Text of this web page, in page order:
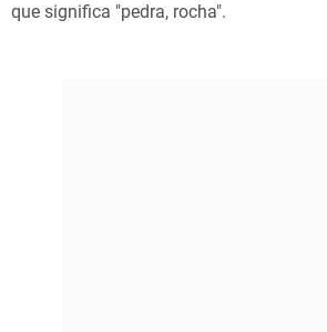
que significa "pedra, rocha".